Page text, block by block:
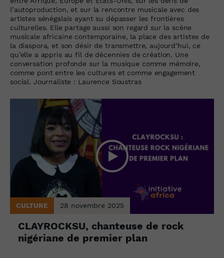
l’autoproduction, et sur la rencontre musicale avec des
artistes sénégalais ayant su dépasser les frontières
culturelles. Elle partage aussi son regard sur la scène
musicale africaine contemporaine, la place des artistes de
la diaspora, et son désir de transmettre, aujourd’hui, ce
qu’elle a appris au fil de décennies de création. Une
conversation profonde sur la musique comme mémoire,
comme pont entre les cultures et comme engagement
social. Journaliste : Laurence Soustras
CULTURE 28 novembre 2025
CLAYROCKSU, chanteuse de rock
nigériane de premier plan